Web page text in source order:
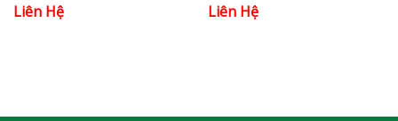
out of 5
Liên Hệ
out of 5
Liên Hệ